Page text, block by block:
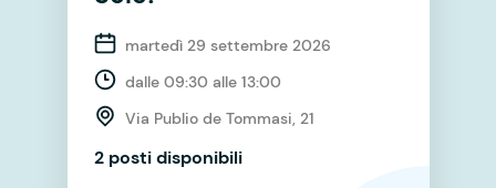
martedì 29 settembre 2026
dalle 09:30 alle 13:00
Via Publio de Tommasi, 21
2 posti disponibili